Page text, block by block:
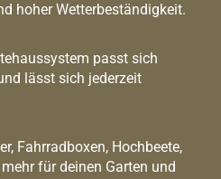
hoher Wetterbeständigkeit.
passt sich
lässt sich jederzeit
Fahrradboxen, Hochbeete,
für deinen Garten und